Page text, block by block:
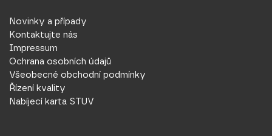
Novinky a případy
Kontaktujte nás
Impressum
Ochrana osobních údajů
Všeobecné obchodní podmínky
Řízení kvality
Nabíjecí karta STUV